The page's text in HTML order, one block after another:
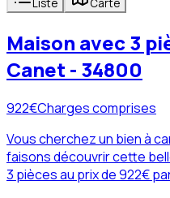
Liste Carte
Maison avec 3
Canet - 34800
922€Charges comprises
Vous cherchez un bien à
faisons découvrir cette
3 pièces au prix de 922€